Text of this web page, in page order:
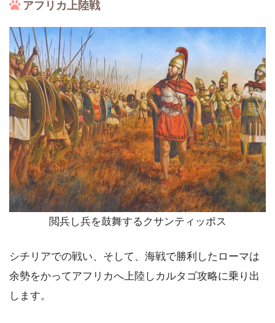
アフリカ上陸戦
閲兵し兵を鼓舞するクサンティッポス
シチリアでの戦い、そして、海戦で勝利したローマは
余勢をかってアフリカへ上陸しカルタゴ攻略に乗り出
します。